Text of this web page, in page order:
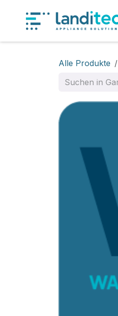
Alle Produkte